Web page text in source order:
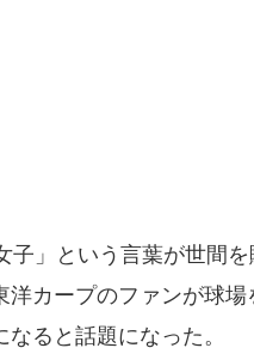
」という言葉が世間
カープのファンが球
ると話題になった。